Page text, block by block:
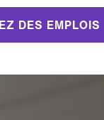
DES EMPLOIS